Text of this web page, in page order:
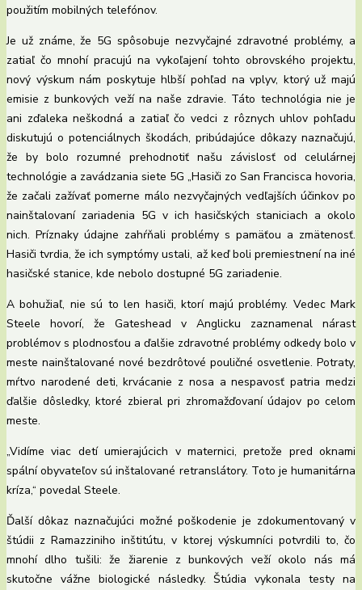
použitím mobilných telefónov.
Je už známe, že 5G spôsobuje nezvyčajné zdravotné problémy, a
zatiaľ čo mnohí pracujú na vykoľajení tohto obrovského projektu,
nový výskum nám poskytuje hlbší pohľad na vplyv, ktorý už majú
emisie z bunkových veží na naše zdravie. Táto technológia nie je
ani zďaleka neškodná a zatiaľ čo vedci z rôznych uhlov pohľadu
diskutujú o potenciálnych škodách, pribúdajúce dôkazy naznačujú,
že by bolo rozumné prehodnotiť našu závislosť od celulárnej
technológie a zavádzania siete 5G „Hasiči zo San Francisca hovoria,
že začali zažívať pomerne málo nezvyčajných vedľajších účinkov po
nainštalovaní zariadenia 5G v ich hasičských staniciach a okolo
nich. Príznaky údajne zahŕňali problémy s pamäťou a zmätenosť.
Hasiči tvrdia, že ich symptómy ustali, až keď boli premiestnení na iné
hasičské stanice, kde nebolo dostupné 5G zariadenie.
A bohužiaľ, nie sú to len hasiči, ktorí majú problémy. Vedec Mark
Steele hovorí, že Gateshead v Anglicku zaznamenal nárast
problémov s plodnosťou a ďalšie zdravotné problémy odkedy bolo v
meste nainštalované nové bezdrôtové pouličné osvetlenie. Potraty,
mŕtvo narodené deti, krvácanie z nosa a nespavosť patria medzi
ďalšie dôsledky, ktoré zbieral pri zhromažďovaní údajov po celom
meste.
„Vidíme viac detí umierajúcich v maternici, pretože pred oknami
spální obyvateľov sú inštalované retranslátory. Toto je humanitárna
kríza,“ povedal Steele.
Ďalší dôkaz naznačujúci možné poškodenie je zdokumentovaný v
štúdii z Ramazziniho inštitútu, v ktorej výskumníci potvrdili to, čo
mnohí dlho tušili: že žiarenie z bunkových veží okolo nás má
skutočne vážne biologické následky. Štúdia vykonala testy na